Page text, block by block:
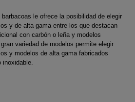
le ofrece la posibilidad de elegir
y de alta gama entre los que destacan
con carbón o leña y modelos
variedad de modelos permite elegir
y modelos de alta gama fabricados
inoxidable.